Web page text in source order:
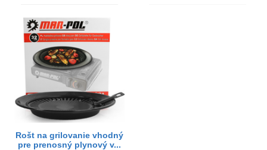
Rošt na grilovanie vhodný
pre prenosný plynový v...